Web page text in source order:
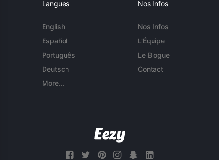
Langues
English
Español
Português
Deutsch
More...
Nos Infos
Nos Infos
L'Équipe
Le Blogue
Contact